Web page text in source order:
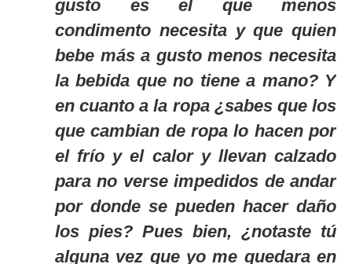
gusto es el que menos
condimento necesita y que quien
bebe más a gusto menos necesita
la bebida que no tiene a mano? Y
en cuanto a la ropa ¿sabes que los
que cambian de ropa lo hacen por
el frío y el calor y llevan calzado
para no verse impedidos de andar
por donde se pueden hacer daño
los pies? Pues bien, ¿notaste tú
alguna vez que yo me quedara en